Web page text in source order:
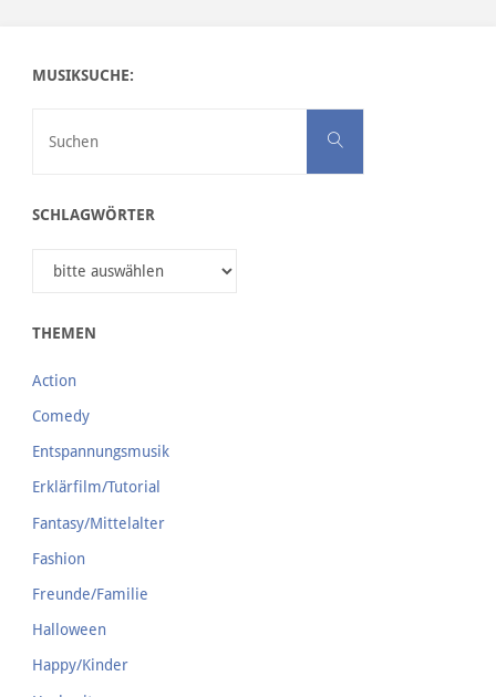
MUSIKSUCHE:
Suchen
SCHLAGWÖRTER
THEMEN
Action
Comedy
Entspannungsmusik
Erklärfilm/Tutorial
Fantasy/Mittelalter
Fashion
Freunde/Familie
Halloween
Happy/Kinder